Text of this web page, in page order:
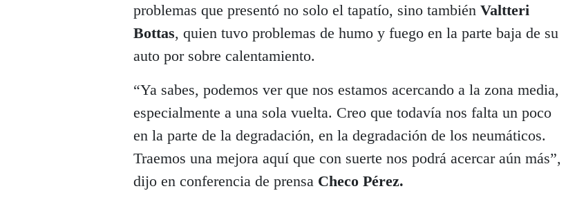
problemas que presentó no solo el tapatío, sino también Valtteri
Bottas, quien tuvo problemas de humo y fuego en la parte baja de su
auto por sobre calentamiento.
“Ya sabes, podemos ver que nos estamos acercando a la zona media,
especialmente a una sola vuelta. Creo que todavía nos falta un poco
en la parte de la degradación, en la degradación de los neumáticos.
Traemos una mejora aquí que con suerte nos podrá acercar aún más”,
dijo en conferencia de prensa Checo Pérez.